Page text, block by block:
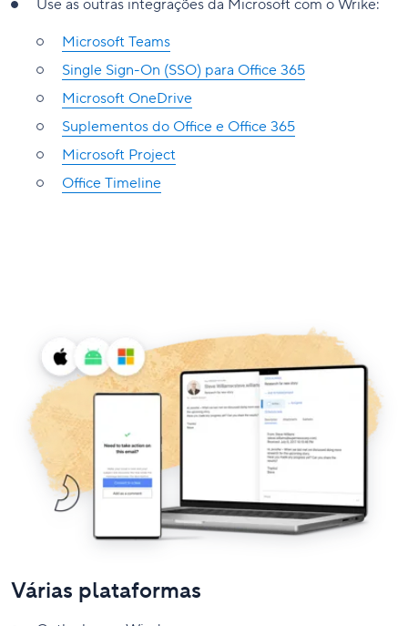
Use as outras integrações da Microsoft com o Wrike:
Microsoft Teams
Single Sign-On (SSO) para Office 365
Microsoft OneDrive
Suplementos do Office e Office 365
Microsoft Project
Office Timeline
Várias plataformas